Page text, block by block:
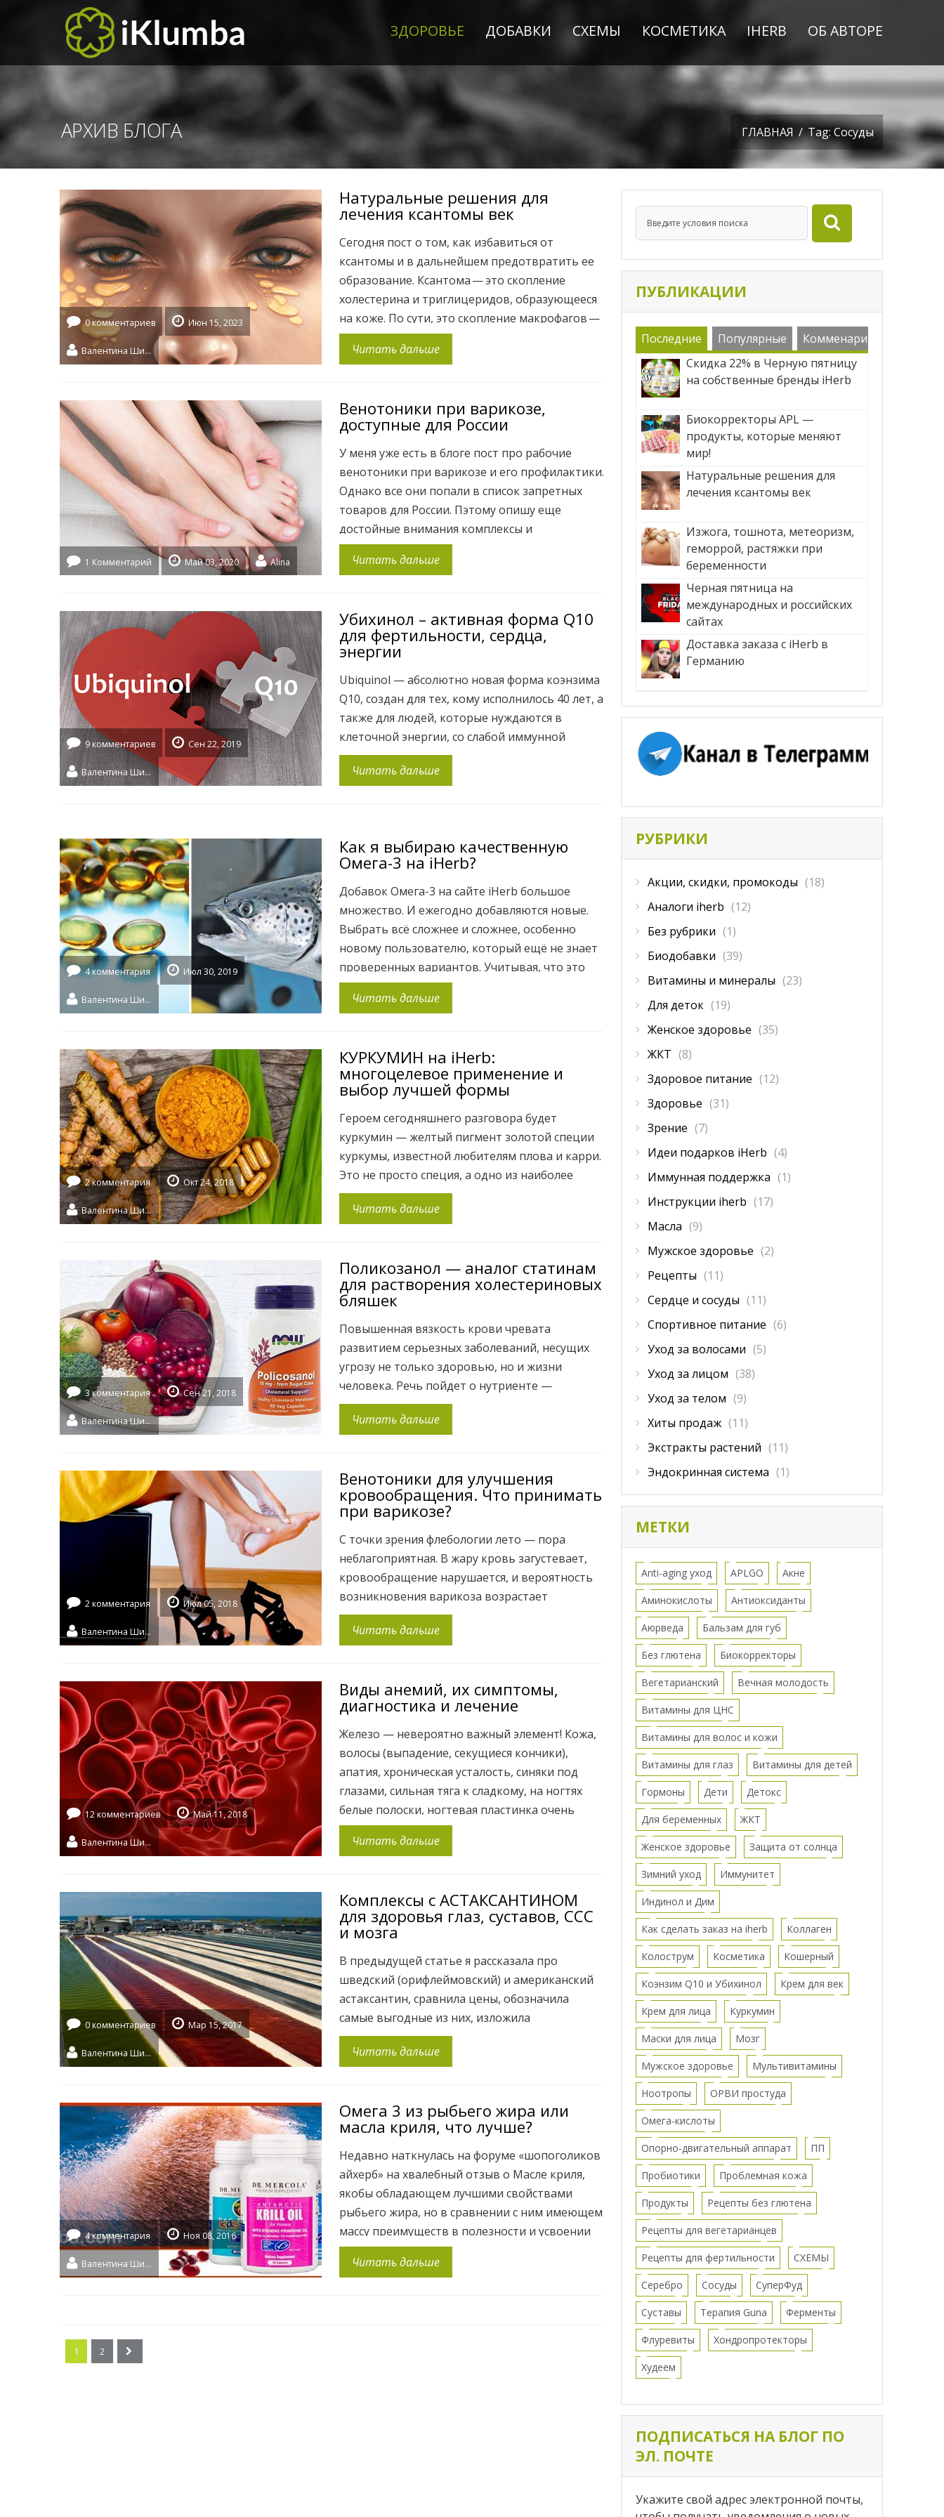
ЗДОРОВЬЕ ДОБАВКИ СХЕМЫ КОСМЕТИКА IHERB ОБ АВТОРЕ
АРХИВ БЛОГА ГЛАВНАЯ /Tag: Сосуды
0 комментариев Июн 15, 2023
Валентина Шидловская
Натуральные решения для
лечения ксантомы век
Сегодня пост о том, как избавиться от
ксантомы и в дальнейшем предотвратить ее
образование. Ксантома — это скопление
холестерина и триглицеридов, образующееся
на коже. По сути, это скопление макрофагов —
иммунных клеток, которые поглотили
слишком много холестерина и триглицеридов.
выглядят как желтовато-белые образования
на коже. Они могут появляться на различных
частях тела: на краю век, ладонях, локтях,
коленях […]
Читать дальше
1 Комментарий Май 03, 2020 Alina
Венотоники при варикозе,
доступные для России
У меня уже есть в блоге пост про рабочие
венотоники при варикозе и его профилактики.
Однако все они попали в список запретных
товаров для России. Пэтому опишу еще
достойные внимания комплексы и
комбинации действующих веществ, которые
благотворно воздействуют на сосуды
тромбоз сосудов. Life Extension, VenoFlow, […]
Читать дальше
9 комментариев Сен 22, 2019
Валентина Шидловская
Убихинол – активная форма Q10
для фертильности, сердца,
энергии
Ubiquinol — абсолютно новая форма коэнзима
Q10, создан для тех, кому исполнилось 40 лет, а
также для людей, которые нуждаются в
клеточной энергии, со слабой иммунной
системой. Самое главное преимущество
препарата заключается в том, что он
митохондрии и определить, почему […]
Читать дальше
4 комментария Июл 30, 2019
Валентина Шидловская
Как я выбираю качественную
Омега-3 на iHerb?
Добавок Омега-3 на сайте iHerb большое
множество. И ежегодно добавляются новые.
Выбрать всё сложнее и сложнее, особенно
новому пользователю, который ещё не знает
проверенных вариантов. Учитывая, что это
базовая добавка для здоровья, рекомендую
серъезно подходить к вопросу выбора.
от рыбьего жира мы […]
Читать дальше
2 комментария Окт 24, 2018
Валентина Шидловская
КУРКУМИН на iHerb:
многоцелевое применение и
выбор лучшей формы
Героем сегодняшнего разговора будет
куркумин — желтый пигмент золотой специи
куркумы, известной любителям плова и карри.
Это не просто специя, а одно из наиболее
полезных и известных лекарственных
растений, которое больше тысячи лет успешно
Западе куркуму игнорировали до 70-ых годов,
пока не оценили огромный потенциал […]
Читать дальше
3 комментария Сен 21, 2018
Валентина Шидловская
Поликозанол — аналог статинам
для растворения холестериновых
бляшек
Повышенная вязкость крови чревата
развитием серьезных заболеваний, несущих
угрозу не только здоровью, но и жизни
человека. Речь пойдет о нутриенте —
Поликосаноле, который может послужить
отличной профилактикой связанных с данной
длинноцепочечные жирные спирты,
полученные из стеблей и корневищ сахарного
тростника. А он, в свою очередь – самый
распространенный […]
Читать дальше
2 комментария Июл 05, 2018
Валентина Шидловская
Венотоники для улучшения
кровообращения. Что принимать
при варикозе?
С точки зрения флебологии лето — пора
неблагоприятная. В жару кровь загустевает,
кровообращение нарушается, и вероятность
возникновения варикоза возрастает
многократно. Вены, которые, в отличие от
артерий, не имеют прочной мышечной
клапаны перестают нормально работать, и
нагрузка на сосуды увеличивается. Давление
крови повышается, стенки вен постепенно
растягиваются […]
Читать дальше
12 комментариев Май 11, 2018
Валентина Шидловская
Виды анемий, их симптомы,
диагностика и лечение
Железо — невероятно важный элемент! Кожа,
волосы (выпадение, секущиеся кончики),
апатия, хроническая усталость, синяки под
глазами, сильная тяга к сладкому, на ногтях
белые полоски, ногтевая пластинка очень
тоненькая, даже лак не держится — это все
симптомы недостаточности железа. Но
некую проблему, которая привела […]
Читать дальше
0 комментариев Мар 15, 2017
Валентина Шидловская
Комплексы с АСТАКСАНТИНОМ
для здоровья глаз, суставов, ССС
и мозга
В предыдущей статье я рассказала про
шведский (орифлеймовский) и американский
астаксантин, сравнила цены, обозначила
самые выгодные из них, изложила
непереоценимую значимость астаксантина
для организма в поддержке общего здоровья
серьезных заболеваний. Речь идет только о
натуральном астаксантине, который
биосинтезируется из живой зеленой
микроводоросли ( Haematococcus Pluvialis ), а
[…]
Читать дальше
4 комментария Ноя 08, 2016
Валентина Шидловская
Омега 3 из рыбьего жира или
масла криля, что лучше?
Недавно наткнулась на форуме «шопоголиков
айхерб» на хвалебный отзыв о Масле криля,
якобы обладающем лучшими свойствами
рыбьего жира, но в сравнении с ним имеющем
массу преимуществ в полезности и усвоении
организмом. Честно говоря, отнеслась
скептически, как и ко всем новым
Читать дальше
1 2
ПУБЛИКАЦИИ
Последние Популярные
Комменарии
Скидка 22% в Черную пятницу
на собственные бренды iHerb
Биокорректоры APL —
продукты, которые меняют
мир!
Натуральные решения для
лечения ксантомы век
Изжога, тошнота, метеоризм,
геморрой, растяжки при
беременности
Черная пятница на
международных и российских
сайтах
Доставка заказа с iHerb в
Германию
РУБРИКИ
Акции, скидки, промокоды (18)
Аналоги iherb (12)
Без рубрики (1)
Биодобавки (39)
Витамины и минералы (23)
Для деток (19)
Женское здоровье (35)
ЖКТ (8)
Здоровое питание (12)
Здоровье (31)
Зрение (7)
Идеи подарков iHerb (4)
Иммунная поддержка (1)
Инструкции iherb (17)
Масла (9)
Мужское здоровье (2)
Рецепты (11)
Сердце и сосуды (11)
Спортивное питание (6)
Уход за волосами (5)
Уход за лицом (38)
Уход за телом (9)
Хиты продаж (11)
Экстракты растений (11)
Эндокринная система (1)
МЕТКИ
Anti-aging уход APLGO Акне
Аминокислоты Антиоксиданты
Аюрведа Бальзам для губ
Без глютена Биокорректоры
Вегетарианский Вечная молодость
Витамины для ЦНС
Витамины для волос и кожи
Витамины для глаз Витамины для детей
Гормоны Дети Детокс
Для беременных ЖКТ
Женское здоровье Защита от солнца
Зимний уход Иммунитет
Индинол и Дим
Как сделать заказ на iherb Коллаген
Колострум Косметика Кошерный
Коэнзим Q10 и Убихинол Крем для век
Крем для лица Куркумин
Маски для лица Мозг
Мужское здоровье Мультивитамины
Ноотропы ОРВИ простуда
Омега-кислоты
Опорно-двигательный аппарат ПП
Пробиотики Проблемная кожа
Продукты Рецепты без глютена
Рецепты для вегетарианцев
Рецепты для фертильности СХЕМЫ
Серебро Сосуды СуперФуд
Суставы Терапия Guna Ферменты
Флуревиты Хондропротекторы
Худеем
ПОДПИСАТЬСЯ НА БЛОГ ПО
ЭЛ. ПОЧТЕ
Укажите свой адрес электронной почты,